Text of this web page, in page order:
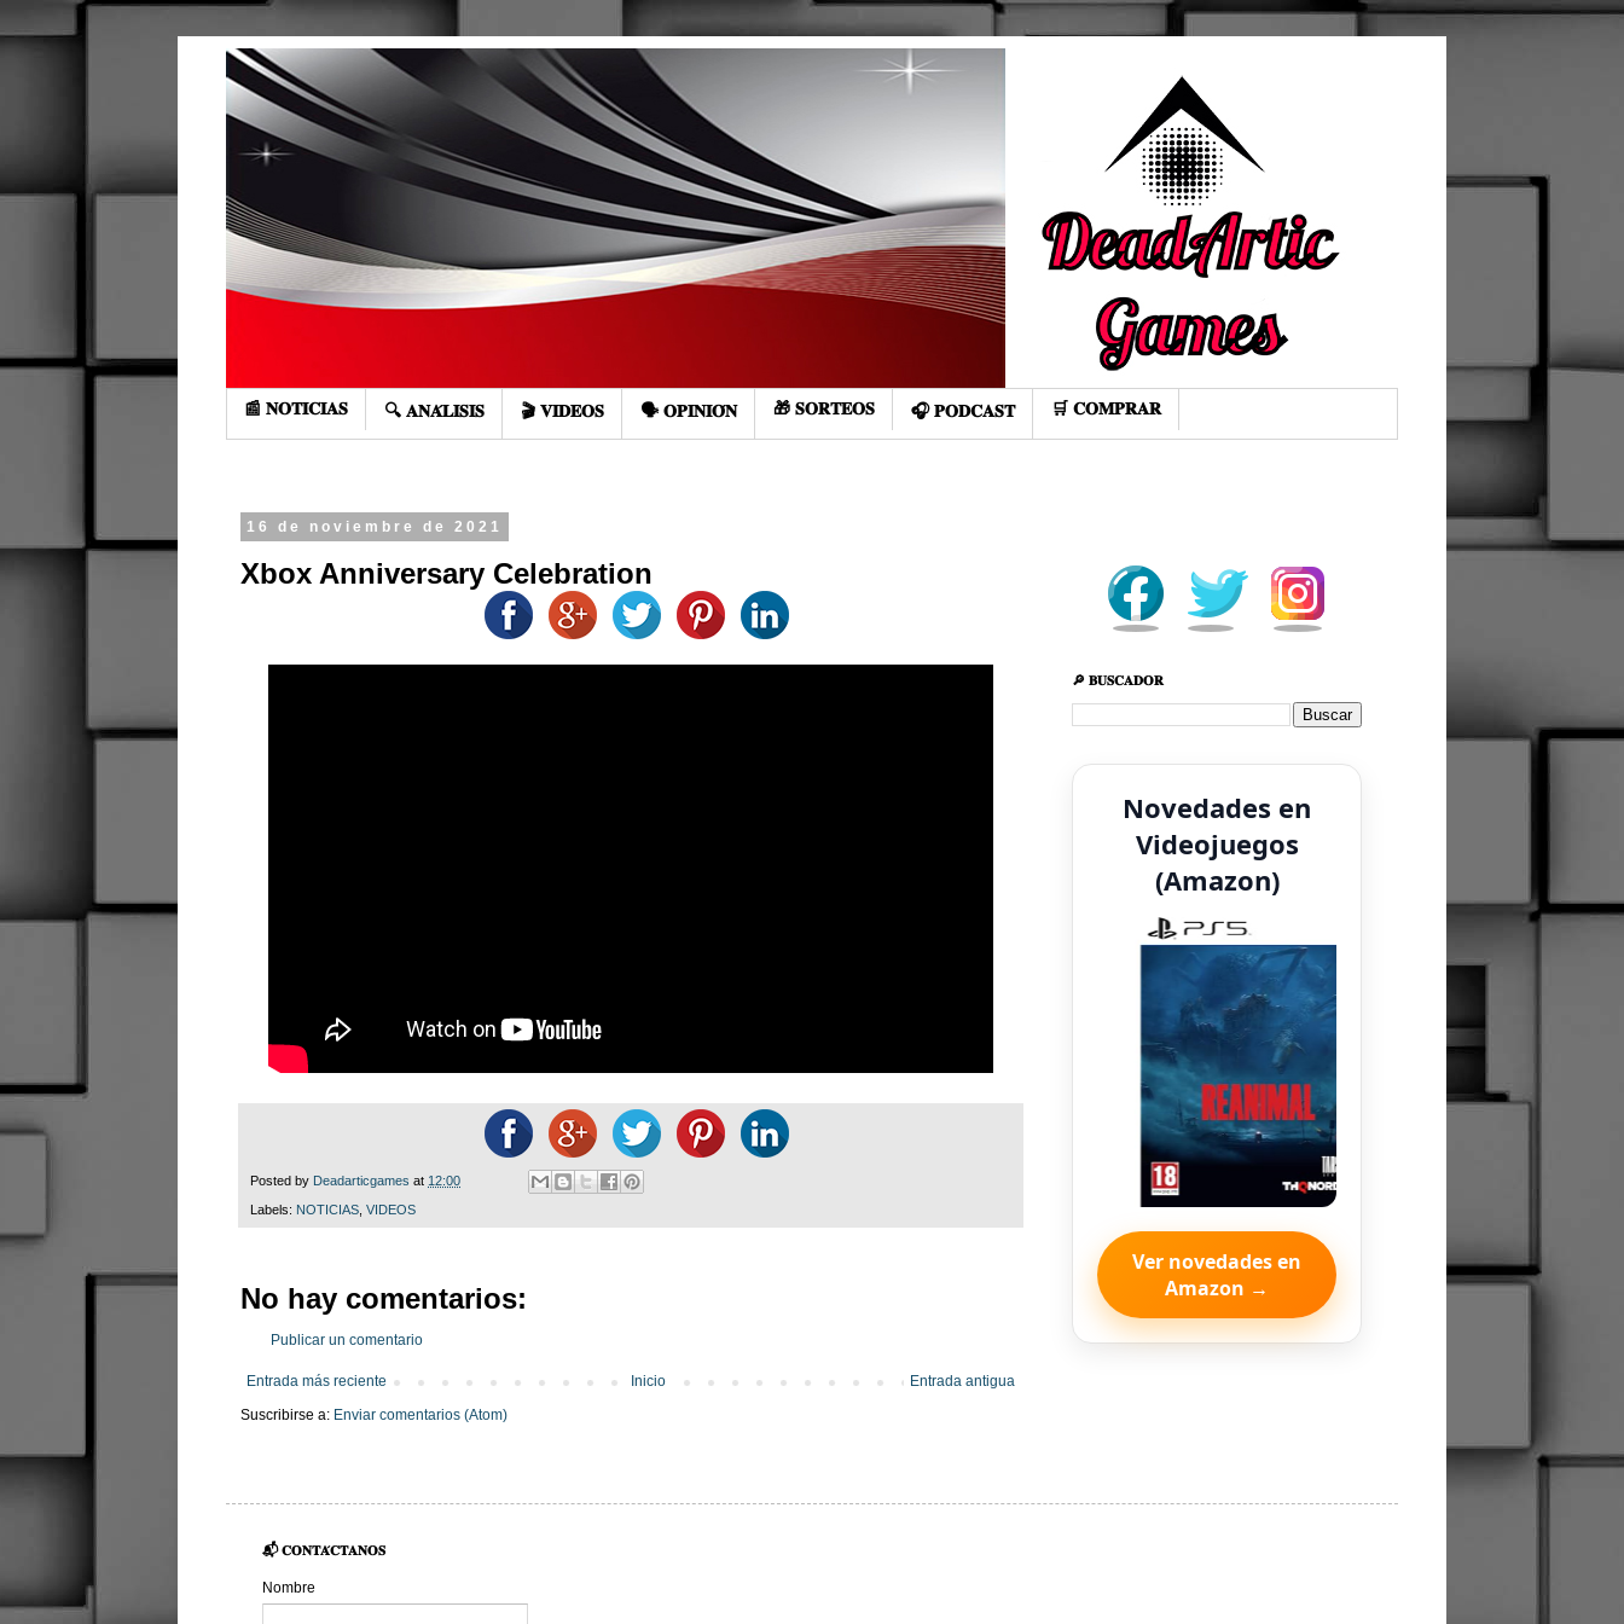
📰 𝐍𝐎𝐓𝐈𝐂𝐈𝐀𝐒 🔍 𝐀𝐍𝐀́𝐋𝐈𝐒𝐈𝐒 🎬 𝐕𝐈𝐃𝐄𝐎𝐒 🗣️ 𝐎𝐏𝐈𝐍𝐈𝐎́𝐍 🎁 𝐒𝐎𝐑𝐓𝐄𝐎𝐒 🎧 𝐏𝐎𝐃𝐂𝐀𝐒𝐓 🛒 𝐂𝐎𝐌𝐏𝐑𝐀𝐑
16 de noviembre de 2021
Xbox Anniversary Celebration
Posted by Deadarticgames at 12:00
Labels: NOTICIAS VIDEOS
No hay comentarios:
Publicar un comentario
Entrada más reciente Entrada antigua
Inicio
Suscribirse a: Enviar comentarios (Atom)
🔎 𝐁𝐔𝐒𝐂𝐀𝐃𝐎𝐑
Novedades en
Videojuegos
(Amazon)
Ver novedades en
Amazon →
📬 𝐂𝐎𝐍𝐓𝐀́𝐂𝐓𝐀𝐍𝐎𝐒
Nombre